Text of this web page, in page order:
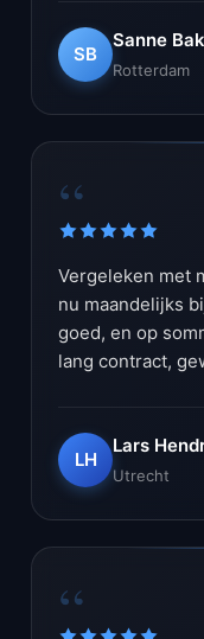
SB
Sanne
Rotterdam
“
Vergeleken met
nu maandelijks
goed, en op
lang contract,
LH
Lars
Utrecht
“